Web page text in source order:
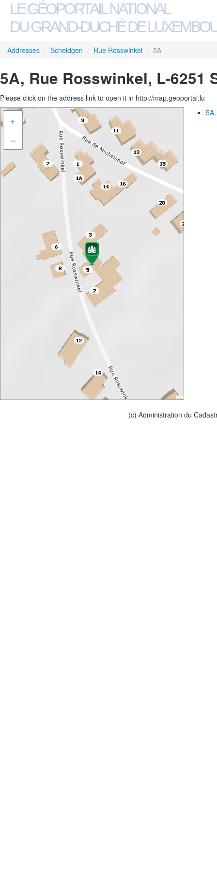
LE GÉOPORTAIL NATIONAL
DU GRAND-DUCHÉ DE
Addresses / Scheidgen / Rue Rosswinkel / 5A
5A, Rue Rosswinkel, L-6251
Please click on the address link to open it in http://map.geoportal.lu
+
–
(c) Administration du